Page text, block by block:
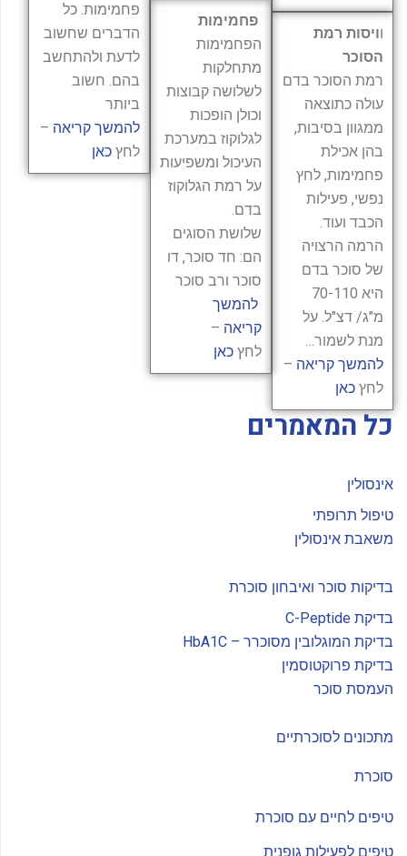
וויסות רמת
הסוכר
רמת הסוכר בדם
עולה כתוצאה
ממגוון בסיבות,
בהן אכילת
פחמימות, לחץ
נפשי, פעילות
הכבד ועוד.
הרמה הרצויה
של סוכר בדם
היא 70-110
מ"ג/ דצ"ל. על
מנת לשמור…
להמשך קריאה –
לחץ כאן
פחמימות
הפחמימות
מתחלקות
לשלושה קבוצות
וכולן הופכות
לגלוקוז במערכת
העיכול ומשפיעות
על רמת הגלוקוז
בדם.
שלושת הסוגים
הם: חד סוכר, דו
סוכר ורב סוכר
להמשך
קריאה –
לחץ כאן
פחמימות. כל
הדברים שחשוב
לדעת ולהתחשב
בהם. חשוב
ביותר
להמשך קריאה –
לחץ כאן
כל המאמרים
אינסולין
טיפול תרופתי
משאבת אינסולין
בדיקות סוכר ואיבחון סוכרת
בדיקת C-Peptide
בדיקת המוגלובין מסוכרר – HbA1C
בדיקת פרוקטוסמין
העמסת סוכר
מתכונים לסוכרתיים
סוכרת
טיפים לחיים עם סוכרת
טיפים לפעילות גופנית